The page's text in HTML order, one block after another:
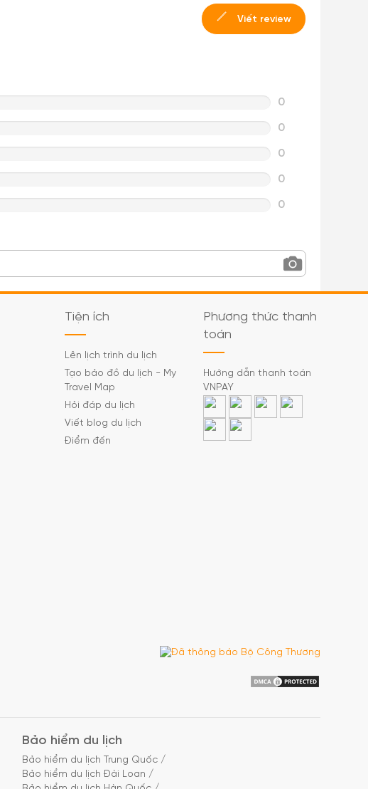
Viết review
0
0
0
0
0
Tiện ích
Lên lịch trình du lịch
Tạo bảo đồ du lịch - My
Travel Map
Hỏi đáp du lịch
Viết blog du lịch
Điểm đến
Phương thức thanh
toán
Hướng dẫn thanh toán
VNPAY
Bảo hiểm du lịch
Bảo hiểm du lịch Trung Quốc /
Bảo hiểm du lịch Đài Loan /